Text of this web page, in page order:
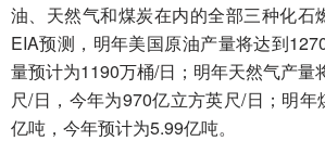
油、天然气和煤炭在内的全部三种化石
EIA预测，明年美国原油产量将达到
量预计为1190万桶/日；明年天然气产量
尺/日，今年为970亿立方英尺/日；明年
亿吨，今年预计为5.99亿吨。